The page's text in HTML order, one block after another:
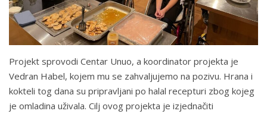
Projekt sprovodi Centar Unuo, a koordinator projekta je
Vedran Habel, kojem mu se zahvaljujemo na pozivu. Hrana i
kokteli tog dana su pripravljani po halal recepturi zbog kojeg
je omladina uživala. Cilj ovog projekta je izjednačiti